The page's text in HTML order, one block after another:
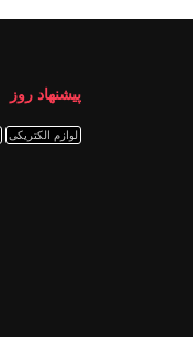
پیشنهاد روز
لوازم الکتریکی